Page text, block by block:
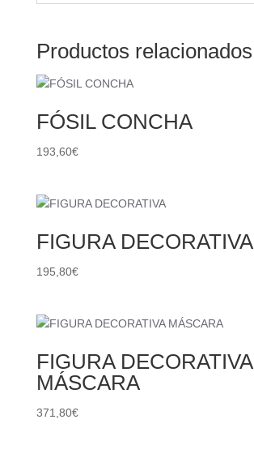
Productos relacionados
FÓSIL CONCHA
193,60€
FIGURA DECORATIVA
195,80€
FIGURA DECORATIVA
MÁSCARA
371,80€